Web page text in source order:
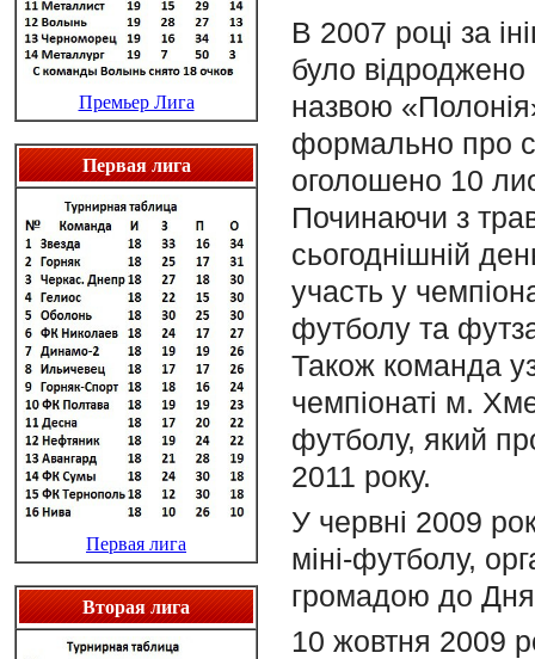
Премьер Лига
Первая лига
Первая лига
Вторая лига
В 2007 році за
було відроджено
назвою
формально про
оголошено 10
Починаючи з
сьогоднішній
участь у
футболу та
Також команда
чемпіонаті м.
футболу, який
2011 року.
У червні 2009
міні-футболу,
громадою до Дня
10 жовтня 2009